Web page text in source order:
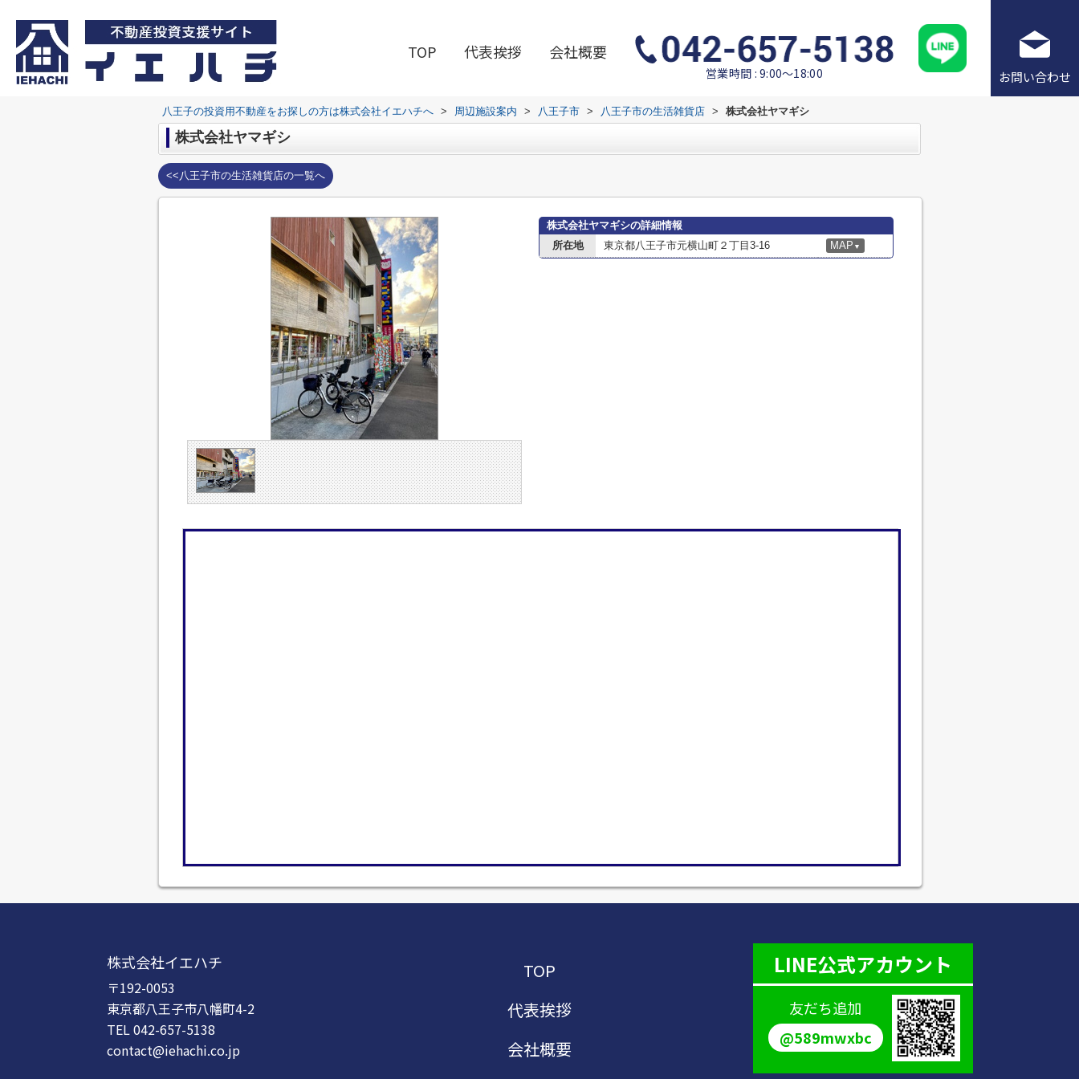
TOP 代表挨拶 会社概要
営業時間 : 9:00～18:00 お問い合わせ
八王子の投資用不動産をお探しの方は株式会社イエハチへ > 周辺施設案内 > 八王子市 > 八王子市の生活雑貨店 > 株式会社ヤマギシ
株式会社ヤマギシ
<<八王子市の生活雑貨店の一覧へ
株式会社ヤマギシの詳細情報
所在地
東京都八王子市元横山町２丁目3-16 MAP ▼
株式会社イエハチ
〒192-0053
東京都八王子市八幡町4-2
TEL 042-657-5138
contact@iehachi.co.jp
TOP
代表挨拶
会社概要
LINE公式アカウント
友だち追加
@589mwxbc